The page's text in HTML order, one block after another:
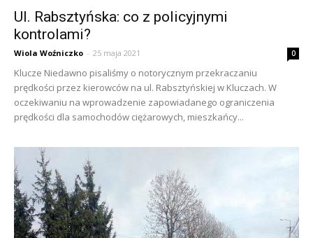
Ul. Rabsztyńska: co z policyjnymi
kontrolami?
Wiola Woźniczko - 25 maja 2021 0
Klucze Niedawno pisaliśmy o notorycznym przekraczaniu
prędkości przez kierowców na ul. Rabsztyńskiej w Kluczach. W
oczekiwaniu na wprowadzenie zapowiadanego ograniczenia
prędkości dla samochodów ciężarowych, mieszkańcy...